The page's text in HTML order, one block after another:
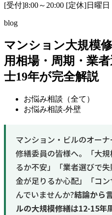
[受付]8:00～20:00 [定休]日曜
blog
マンション大規模
用相場・周期・業
士19年が完全解説
お悩み相談（全て）
お悩み相談-外壁
マンション・ビルのオー
修繕委員の皆様へ。「大
るか不安」「業者選びで
金が足りるか心配」「コ
んでいませんか?結論から
ルの大規模修繕は12-15年